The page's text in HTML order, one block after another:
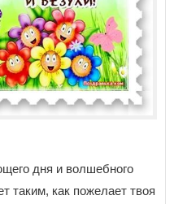
дня и волшебного
таким, как пожелает твоя